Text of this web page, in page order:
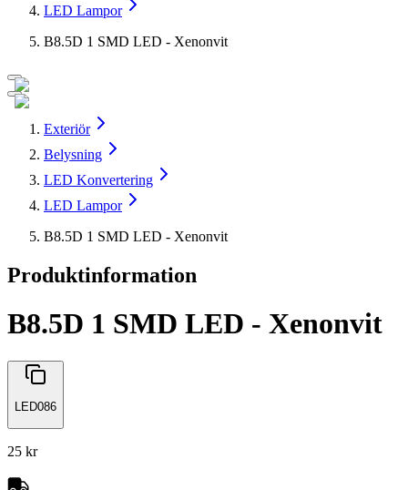
LED Lampor
B8.5D 1 SMD LED - Xenonvit
Exteriör
Belysning
LED Konvertering
LED Lampor
B8.5D 1 SMD LED - Xenonvit
Produktinformation
B8.5D 1 SMD LED - Xenonvit
LED086
25 kr